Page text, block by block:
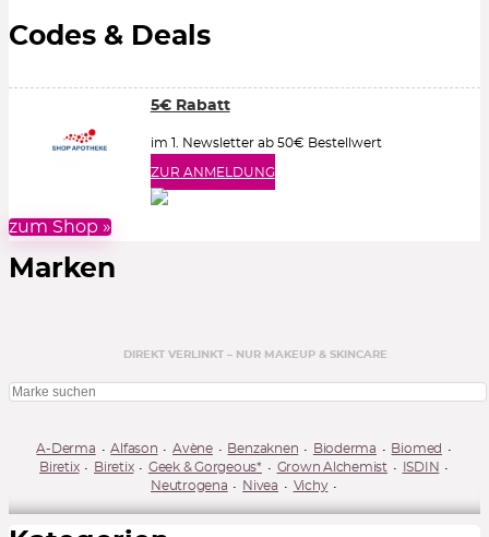
Codes & Deals
5€ Rabatt
im 1. Newsletter ab 50€ Bestellwert
ZUR ANMELDUNG
zum Shop »
Marken
DIREKT VERLINKT – NUR MAKEUP & SKINCARE
A-Derma Alfason Avène Benzaknen Bioderma
Biomed
Biretix
Biretix Geek & Gorgeous* Grown Alchemist
ISDIN
Neutrogena
Nivea Vichy